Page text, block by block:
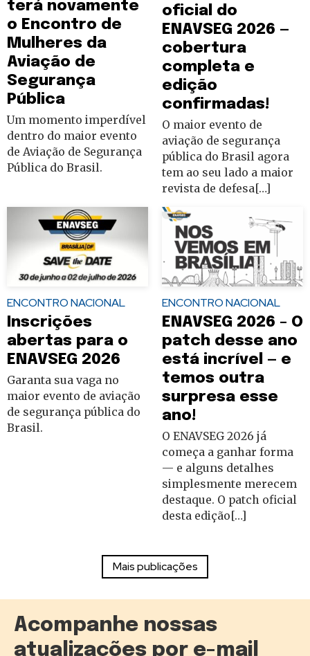
terá novamente
o Encontro de
Mulheres da
Aviação de
Segurança
Pública
Um momento imperdível
dentro do maior evento
de Aviação de Segurança
Pública do Brasil.
oficial do
ENAVSEG 2026 —
cobertura
completa e
edição
confirmadas!
O maior evento de
aviação de segurança
pública do Brasil agora
tem ao seu lado a maior
revista de defesa[…]
ENCONTRO NACIONAL
Inscrições
abertas para o
ENAVSEG 2026
Garanta sua vaga no
maior evento de aviação
de segurança pública do
Brasil.
ENCONTRO NACIONAL
ENAVSEG 2026 – O
patch desse ano
está incrível — e
temos outra
surpresa esse
ano!
O ENAVSEG 2026 já
começa a ganhar forma
— e alguns detalhes
simplesmente merecem
destaque. O patch oficial
desta edição[…]
Acompanhe nossas
atualizações por e-mail